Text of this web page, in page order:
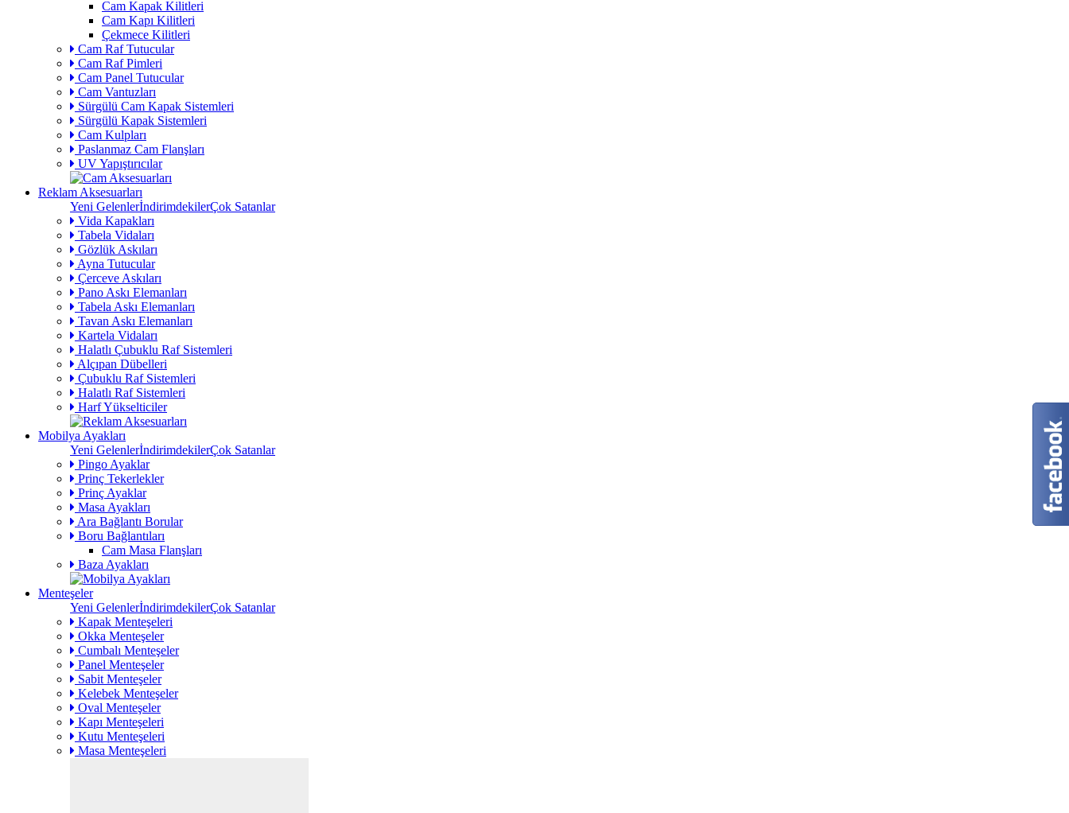
Cam Kapak Kilitleri
Cam Kapı Kilitleri
Çekmece Kilitleri
Cam Raf Tutucular
Cam Raf Pimleri
Cam Panel Tutucular
Cam Vantuzları
Sürgülü Cam Kapak Sistemleri
Sürgülü Kapak Sistemleri
Cam Kulpları
Paslanmaz Cam Flanşları
UV Yapıştırıcılar
Reklam Aksesuarları
Yeni GelenlerİndirimdekilerÇok Satanlar
Vida Kapakları
Tabela Vidaları
Gözlük Askıları
Ayna Tutucular
Çerceve Askıları
Pano Askı Elemanları
Tabela Askı Elemanları
Tavan Askı Elemanları
Kartela Vidaları
Halatlı Çubuklu Raf Sistemleri
Alçıpan Dübelleri
Çubuklu Raf Sistemleri
Halatlı Raf Sistemleri
Harf Yükselticiler
Mobilya Ayakları
Yeni GelenlerİndirimdekilerÇok Satanlar
Pingo Ayaklar
Prinç Tekerlekler
Prinç Ayaklar
Masa Ayakları
Ara Bağlantı Borular
Boru Bağlantıları
Cam Masa Flanşları
Baza Ayakları
Menteşeler
Yeni GelenlerİndirimdekilerÇok Satanlar
Kapak Menteşeleri
Okka Menteşeler
Cumbalı Menteşeler
Panel Menteşeler
Sabit Menteşeler
Kelebek Menteşeler
Oval Menteşeler
Kapı Menteşeleri
Kutu Menteşeleri
Masa Menteşeleri